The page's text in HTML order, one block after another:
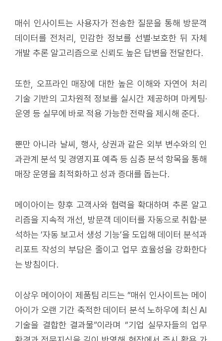
매쉬 인사이트는 사용자가 전송한 질문을 통해 방문객
데이터를 전처리, 민감한 정보를 선별·보호한 뒤 자체
개발 추론 알고리즘으로 신뢰도 높은 답변을 전달한다.
또한, 오프라인 매장에 대한 높은 이해와 자연어 처리
기술 기반의 고차원적 정보를 실시간 제공하며 마케팅·
운영 등 실무에 바로 적용 가능한 전략을 제시해 준다.
뿐만 아니라 날씨, 행사, 상권과 같은 외부 변수와의 인
과관계 분석 및 경영지표 예측 등 심층 분석 항목을 통해
매장 운영을 최적화하고 성과 증대를 돕는다.
메이아이는 향후 고객사와 협력을 확대하며 추론 알고
리즘을 지속적 개선, 방문객 데이터를 자동으로 취합·분
석하는 ‘자동 보고서 생성 기능’을 도입해 데이터 분석과
리포트 작성의 부담은 줄이고 업무 효율성을 강화한다
는 방침이다.
이상우 메이아이 제품팀 리드는 “매쉬 인사이트는 메이
아이가 오랜 기간 축적한 데이터 분석 노하우에 최신 AI
기술을 결합한 결과물”이라며 “기업 실무자들의 업무